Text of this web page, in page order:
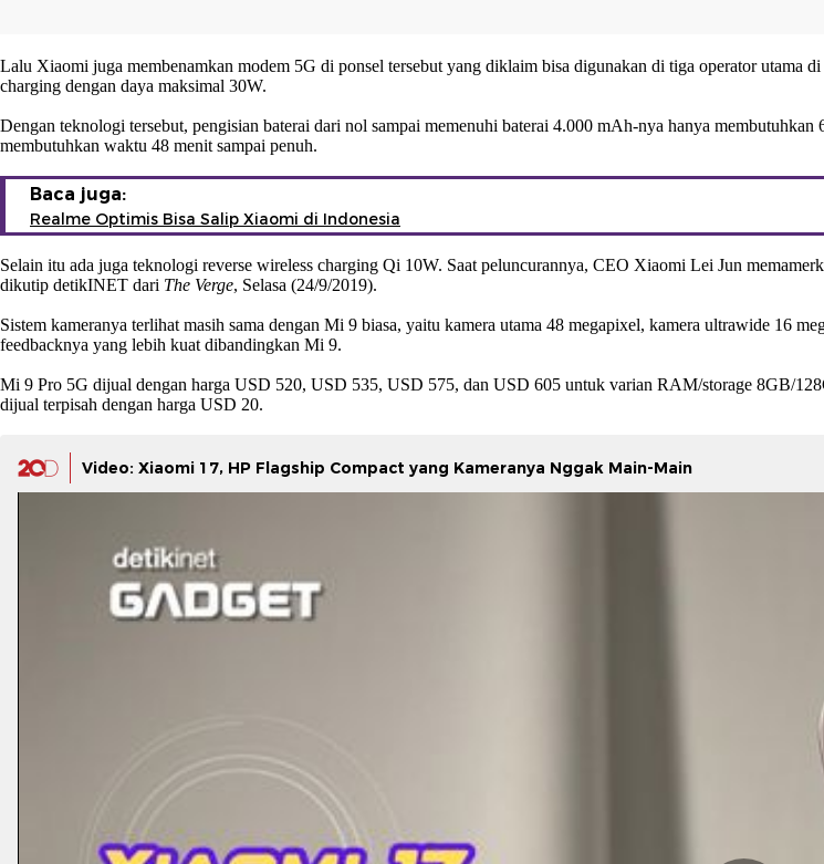
Lalu Xiaomi juga membenamkan modem 5G di ponsel tersebut yang diklaim bisa digunakan di tiga operator
charging dengan daya maksimal 30W.
Dengan teknologi tersebut, pengisian baterai dari nol sampai memenuhi baterai 4.000 mAh-nya hanya
membutuhkan waktu 48 menit sampai penuh.
Baca juga:
Realme Optimis Bisa Salip Xiaomi di Indonesia
Selain itu ada juga teknologi reverse wireless charging Qi 10W. Saat peluncurannya, CEO Xiaomi Lei Jun
dikutip detikINET dari The Verge, Selasa (24/9/2019).
Sistem kameranya terlihat masih sama dengan Mi 9 biasa, yaitu kamera utama 48 megapixel, kamera ultrawide 16
feedbacknya yang lebih kuat dibandingkan Mi 9.
Mi 9 Pro 5G dijual dengan harga USD 520, USD 535, USD 575, dan USD 605 untuk varian RAM/storage 8GB/
dijual terpisah dengan harga USD 20.
Video: Xiaomi 17, HP Flagship Compact yang Kameranya Nggak Main-Main